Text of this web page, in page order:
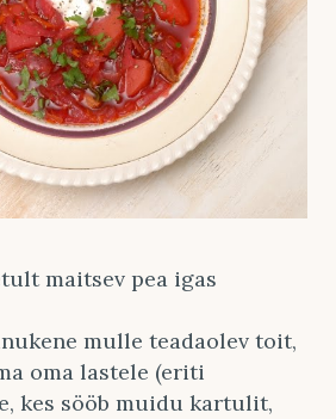
maitsev pea igas
mulle teadaolev toit,
oma lastele (eriti
kes sööb muidu kartulit,